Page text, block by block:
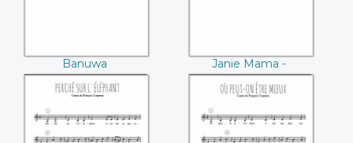
Banuwa
Janie Mama -
Calypso
Où peut-on être